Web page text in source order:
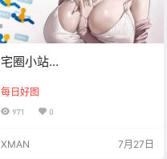
宅圈小站
每日好图
971 0
XMAN 7月27日